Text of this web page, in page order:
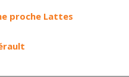
proche Lattes